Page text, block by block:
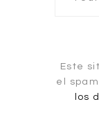
Este
el
los